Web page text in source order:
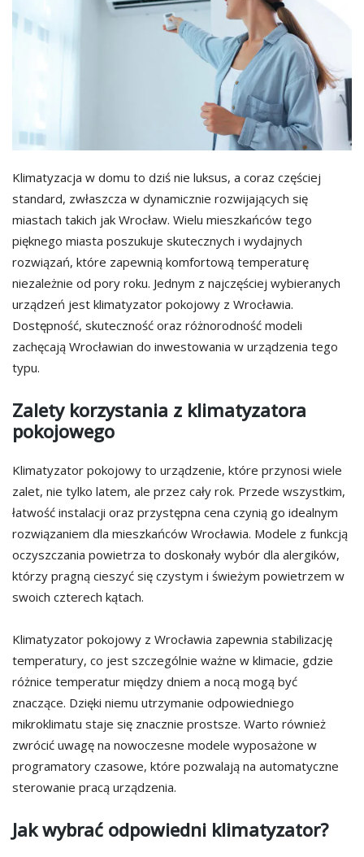
Klimatyzacja w domu to dziś nie luksus, a coraz częściej
standard, zwłaszcza w dynamicznie rozwijających się
miastach takich jak Wrocław. Wielu mieszkańców tego
pięknego miasta poszukuje skutecznych i wydajnych
rozwiązań, które zapewnią komfortową temperaturę
niezależnie od pory roku. Jednym z najczęściej wybieranych
urządzeń jest klimatyzator pokojowy z Wrocławia.
Dostępność, skuteczność oraz różnorodność modeli
zachęcają Wrocławian do inwestowania w urządzenia tego
typu.
Zalety korzystania z klimatyzatora
pokojowego
Klimatyzator pokojowy to urządzenie, które przynosi wiele
zalet, nie tylko latem, ale przez cały rok. Przede wszystkim,
łatwość instalacji oraz przystępna cena czynią go idealnym
rozwiązaniem dla mieszkańców Wrocławia. Modele z funkcją
oczyszczania powietrza to doskonały wybór dla alergików,
którzy pragną cieszyć się czystym i świeżym powietrzem w
swoich czterech kątach.
Klimatyzator pokojowy z Wrocławia zapewnia stabilizację
temperatury, co jest szczególnie ważne w klimacie, gdzie
różnice temperatur między dniem a nocą mogą być
znaczące. Dzięki niemu utrzymanie odpowiedniego
mikroklimatu staje się znacznie prostsze. Warto również
zwrócić uwagę na nowoczesne modele wyposażone w
programatory czasowe, które pozwalają na automatyczne
sterowanie pracą urządzenia.
Jak wybrać odpowiedni klimatyzator?